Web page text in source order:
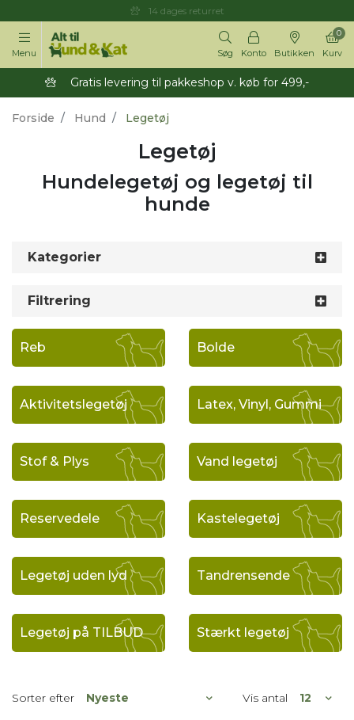
14 dages returret
Menu Søg Konto Butikken Kurv
0
Gratis levering til pakkeshop v. køb for 499,-
Forside Hund Legetøj
Legetøj
Hundelegetøj og legetøj til
hunde
Kategorier
Filtrering
Reb Bolde
Aktivitetslegetøj Latex, Vinyl, Gummi
Stof & Plys Vand legetøj
Reservedele Kastelegetøj
Legetøj uden lyd Tandrensende
Legetøj på TILBUD Stærkt legetøj
Sorter efter Vis antal